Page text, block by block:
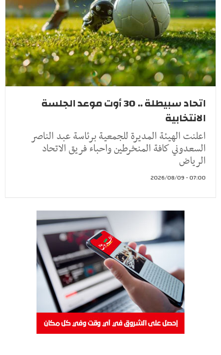
اتحاد سبيطلة .. 30 أوت موعد الجلسة
الانتخابية
اعلنت الهيئة المديرة للجمعية برئاسة عبد الناصر
السعدوني كافة المنخرطين واحباء فريق الاتحاد
الرياض
07:00 - 2026/08/09